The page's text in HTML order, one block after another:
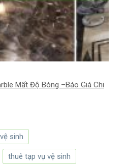
Mất Độ Bóng –Báo Giá Chi
sinh
thuê tạp vụ vệ sinh